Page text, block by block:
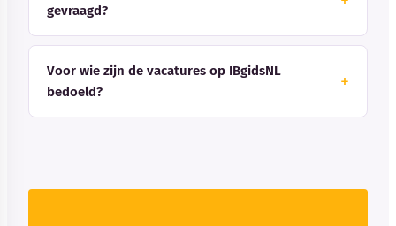
gevraagd?
Voor wie zijn de vacatures op IBgidsNL
bedoeld?